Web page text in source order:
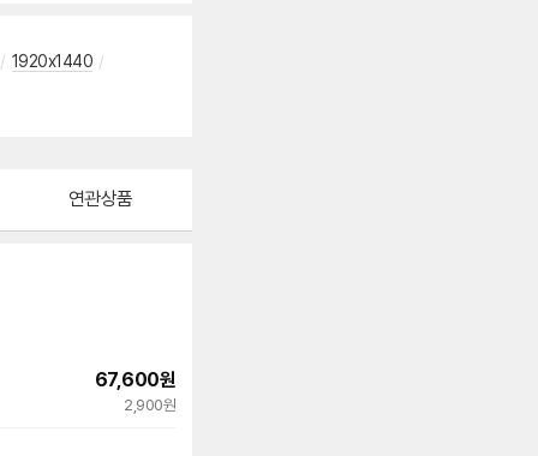
/ 1920x1440 /
연관상품
67,600원
2,900원